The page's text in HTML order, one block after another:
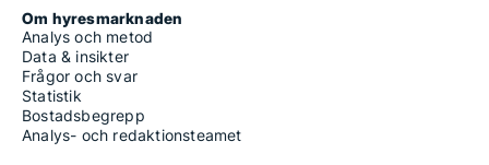
Om hyresmarknaden
Analys och metod
Data & insikter
Frågor och svar
Statistik
Bostadsbegrepp
Analys- och redaktionsteamet